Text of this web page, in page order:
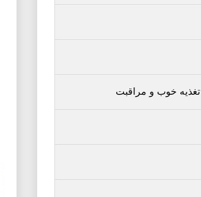
تغذیه خوب و مراقبت